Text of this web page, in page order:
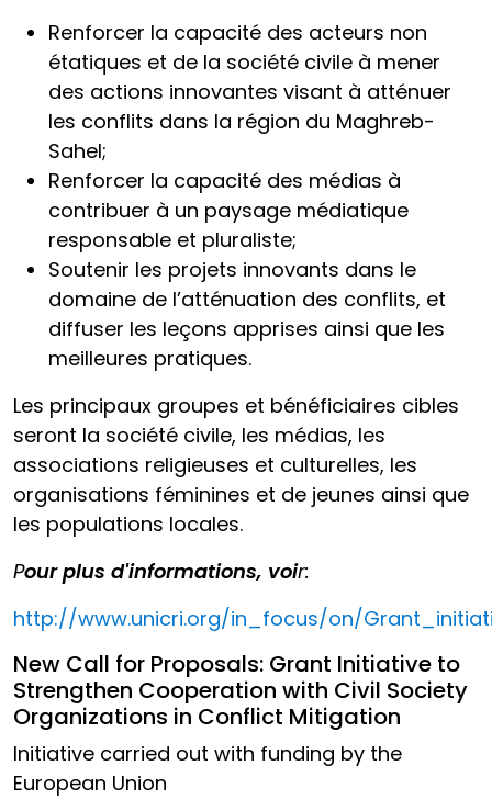
Renforcer la capacité des acteurs non
étatiques et de la société civile à mener
des actions innovantes visant à atténuer
les conflits dans la région du Maghreb-
Sahel;
Renforcer la capacité des médias à
contribuer à un paysage médiatique
responsable et pluraliste;
Soutenir les projets innovants dans le
domaine de l’atténuation des conflits, et
diffuser les leçons apprises ainsi que les
meilleures pratiques.
Les principaux groupes et bénéficiaires cibles
seront la société civile, les médias, les
associations religieuses et culturelles, les
organisations féminines et de jeunes ainsi que
les populations locales.
Pourplus d'informations, voir:
http://www.unicri.org/in_focus/on/
New Call for Proposals: Grant Initiative to
Strengthen Cooperation with Civil Society
Organizations in Conflict Mitigation
Initiative carried out with funding by the
European Union